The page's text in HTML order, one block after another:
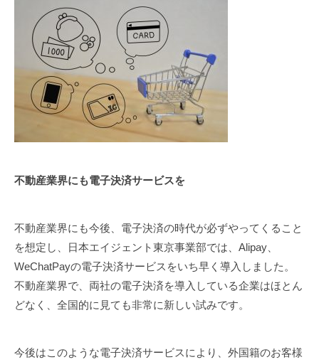
不動産業界にも電子決済サービスを
不動産業界にも今後、電子決済の時代が必ずやってくること
を想定し、日本エイジェント東京事業部では、Alipay、
WeChatPayの電子決済サービスをいち早く導入しました。
不動産業界で、両社の電子決済を導入している企業はほとん
どなく、全国的に見ても非常に新しい試みです。
今後はこのような電子決済サービスにより、外国籍のお客様